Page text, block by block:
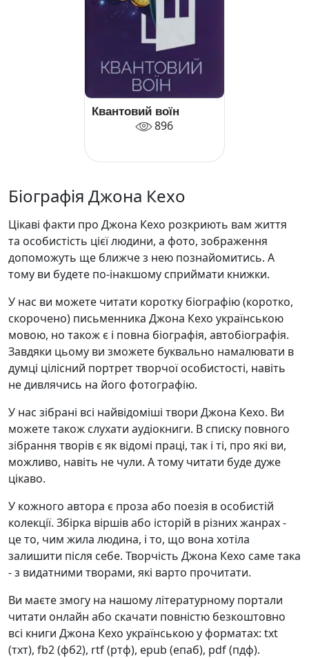
Квантовий воїн
896
Біографія Джона Кехо
Цікаві факти про Джона Кехо розкриють вам життя
та особистість цієї людини, а фото, зображення
допоможуть ще ближче з нею познайомитись. А
тому ви будете по-інакшому сприймати книжки.
У нас ви можете читати коротку біографію (коротко,
скорочено) письменника Джона Кехо українською
мовою, но також є і повна біографія, автобіографія.
Завдяки цьому ви зможете буквально намалювати в
думці цілісний портрет творчої особистості, навіть
не дивлячись на його фотографію.
У нас зібрані всі найвідоміші твори Джона Кехо. Ви
можете також слухати аудіокниги. В списку повного
зібрання творів є як відомі праці, так і ті, про які ви,
можливо, навіть не чули. А тому читати буде дуже
цікаво.
У кожного автора є проза або поезія в особистій
колекції. Збірка віршів або історій в різних жанрах -
це то, чим жила людина, і то, що вона хотіла
залишити після себе. Творчість Джона Кехо саме така
- з видатними творами, які варто прочитати.
Ви маєте змогу на нашому літературному портали
читати онлайн або скачати повністю безкоштовно
всі книги Джона Кехо українською у форматах: txt
(тхт), fb2 (фб2), rtf (ртф), epub (епаб), pdf (пдф).